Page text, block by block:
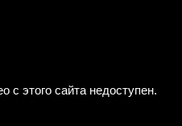
с этого сайта недоступен.